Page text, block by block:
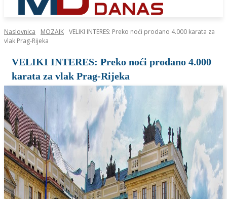
Naslovnica MOZAIK VELIKI INTERES: Preko noći prodano 4.000 karata za
vlak Prag-Rijeka
VELIKI INTERES: Preko noći prodano 4.000
karata za vlak Prag-Rijeka